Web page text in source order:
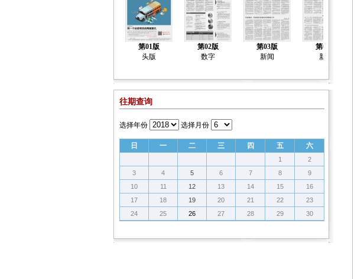
第01版
头版
第02版
数字
第03版
新闻
第04版
新闻
往期查询
选择年份 选择月份
日 一 二 三 四 五 六
1
2
3
4 5 6 7 8
9
10
11 12 13 14 15
16
17
18 19 20 21 22
23
24
25 26 27 28 29 30